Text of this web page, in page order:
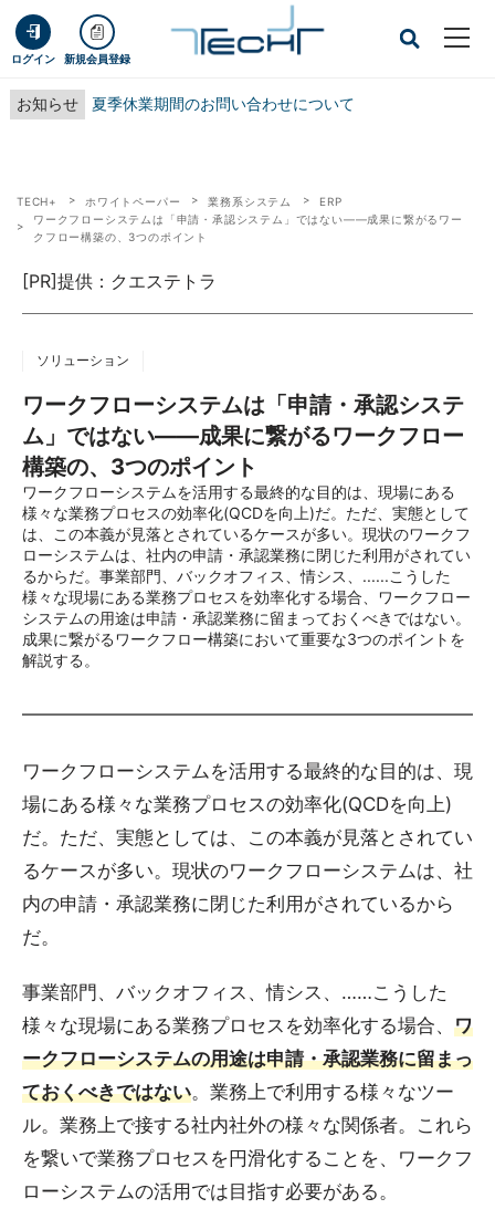
ログイン 新規会員登録
お知らせ 夏季休業期間のお問い合わせについて
TECH+ ホワイトペーパー 業務系システム
ERP
ワークフローシステムは「申請・承認システム」ではない――成果に繋がるワー
クフロー構築の、3つのポイント
[PR]提供：クエステトラ
ソリューション
ワークフローシステムは「申請・承認システ
ム」ではない――成果に繋がるワークフロー
構築の、3つのポイント
ワークフローシステムを活用する最終的な目的は、現場にある
様々な業務プロセスの効率化(QCDを向上)だ。ただ、実態として
は、この本義が見落とされているケースが多い。現状のワークフ
ローシステムは、社内の申請・承認業務に閉じた利用がされてい
るからだ。事業部門、バックオフィス、情シス、......こうした
様々な現場にある業務プロセスを効率化する場合、ワークフロー
システムの用途は申請・承認業務に留まっておくべきではない。
成果に繋がるワークフロー構築において重要な3つのポイントを
解説する。
ワークフローシステムを活用する最終的な目的は、現
場にある様々な業務プロセスの効率化(QCDを向上)
だ。ただ、実態としては、この本義が見落とされてい
るケースが多い。現状のワークフローシステムは、社
内の申請・承認業務に閉じた利用がされているから
だ。
事業部門、バックオフィス、情シス、……こうした
様々な現場にある業務プロセスを効率化する場合、 ワ
ークフローシステムの用途は申請・承認業務に留まっ
ておくべきではない。業務上で利用する様々なツー
ル。業務上で接する社内社外の様々な関係者。これら
を繋いで業務プロセスを円滑化することを、ワークフ
ローシステムの活用では目指す必要がある。